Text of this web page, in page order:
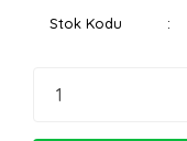
Stok Kodu